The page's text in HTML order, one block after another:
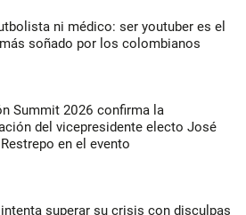
ni médico: ser youtuber es el
soñado por los colombianos
Summit 2026 confirma la
del vicepresidente electo José
en el evento
intenta superar su crisis con disculpas